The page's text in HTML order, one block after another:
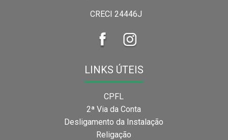
CRECI 24446J
LINKS ÚTEIS
CPFL
2ª Via da Conta
Desligamento da Instalação
Religação